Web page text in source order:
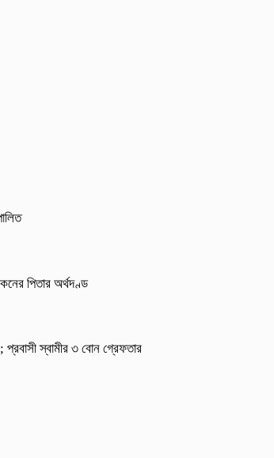
পিতার অর্থদণ্ড
প্রবাসী স্বামীর ৩ বোন গ্রেফতার